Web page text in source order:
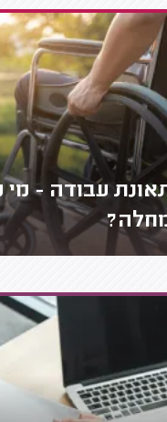
עבודה - מי